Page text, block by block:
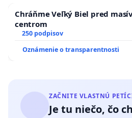
Chráňme Veľký Biel pred
centrom
250 podpisov
Oznámenie o transparentnosti
ZAČNITE VLASTNÚ
Je tu niečo, čo